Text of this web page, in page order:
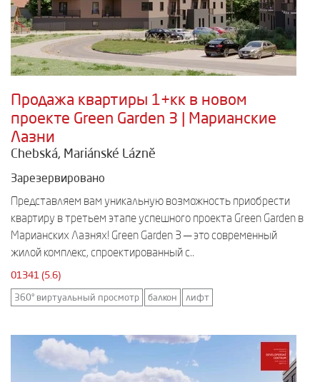
Продажа квартиры 1+кк в новом
проекте Green Garden 3 | Марианские
Лазни
Chebská, Mariánské Lázně
Зарезервировано
Представляем вам уникальную возможность приобрести
квартиру в третьем этапе успешного проекта Green Garden в
Марианских Лазнях! Green Garden 3 — это современный
жилой комплекс, спроектированный с..
01341 (5.6)
360° виртуальный просмотр балкон лифт